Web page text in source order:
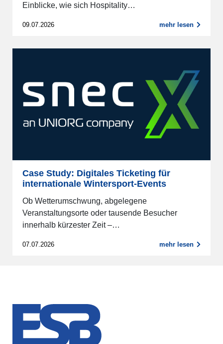
Einblicke, wie sich Hospitality…
09.07.2026 mehr lesen
Case Study: Digitales Ticketing für
internationale Wintersport-Events
Ob Wetterumschwung, abgelegene
Veranstaltungsorte oder tausende Besucher
innerhalb kürzester Zeit –…
07.07.2026 mehr lesen